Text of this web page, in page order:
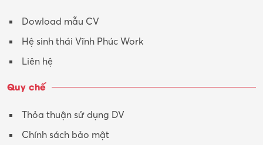
Dowload mẫu CV
Hệ sinh thái Vĩnh Phúc Work
Liên hệ
Quy chế
Thỏa thuận sử dụng DV
Chính sách bảo mật